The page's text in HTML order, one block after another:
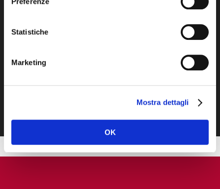
Statistiche
Marketing
Mostra dettagli
OK
Agenti di Commercio: il
termine è la vostra
soluzione!